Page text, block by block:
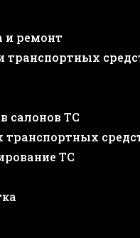
и ремонт
транспортных
салонов ТС
транспортных
ТС